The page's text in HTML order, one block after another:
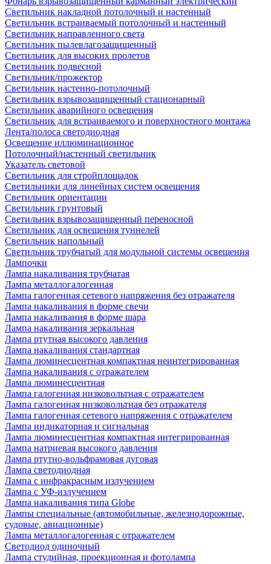
Светильник накладной потолочный и настенный
Светильник встраиваемый потолочный и настенный
Светильник направленного света
Светильник пылевлагозащищенный
Светильник для высоких пролетов
Светильник подвесной
Светильник/прожектор
Светильник настенно-потолочный
Светильник взрывозащищенный стационарный
Светильник аварийного освещения
Светильник для встраиваемого и поверхностного монтажа
Лента/полоса светодиодная
Освещение иллюминационное
Потолочный/настенный светильник
Указатель световой
Светильник для стройплощадок
Светильники для линейных систем освещения
Светильник ориентации
Светильник грунтовый
Светильник взрывозащищенный переносной
Светильник для освещения туннелей
Светильник напольный
Светильник трубчатый для модульной системы освещения
Лампочки
Лампа накаливания трубчатая
Лампа металлогалогенная
Лампа галогенная сетевого напряжения без отражателя
Лампа накаливания в форме свечи
Лампа накаливания в форме шара
Лампа накаливания зеркальная
Лампа ртутная высокого давления
Лампа накаливания стандартная
Лампа люминесцентная компактная неинтегрированная
Лампа накаливания с отражателем
Лампа люминесцентная
Лампа галогенная низковольтная с отражателем
Лампа галогенная низковольтная без отражателя
Лампа галогенная сетевого напряжения с отражателем
Лампа индикаторная и сигнальная
Лампа люминесцентная компактная интегрированная
Лампа натриевая высокого давления
Лампа ртутно-вольфрамовая дуговая
Лампа светодиодная
Лампа с инфракрасным излучением
Лампа с УФ-излучением
Лампа накаливания типа Globe
Лампы специальные (автомобильные, железнодорожные,
судовые, авиационные)
Лампа металлогалогенная с отражателем
Светодиод одиночный
Лампа студийная, проекционная и фотолампа